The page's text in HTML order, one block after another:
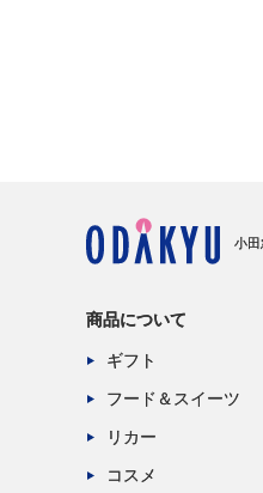
小田
商品について
ギフト
フード＆スイーツ
リカー
コスメ